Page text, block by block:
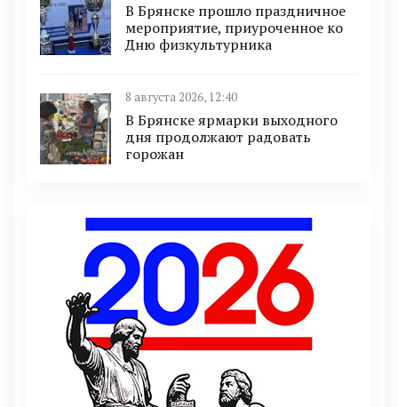
В Брянске прошло праздничное
мероприятие, приуроченное ко
Дню физкультурника
8 августа 2026, 12:40
В Брянске ярмарки выходного
дня продолжают радовать
горожан